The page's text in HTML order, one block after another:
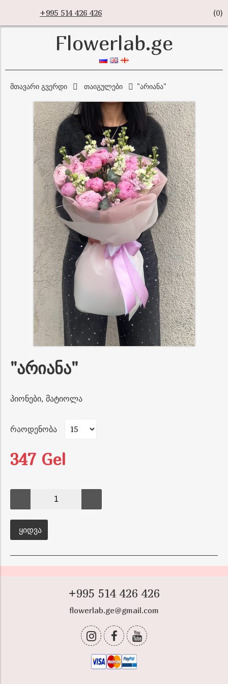
+995 514 426 426 (0)
Flowerlab.ge
მთავარი გვერდი თაიგულები "არიანა"
"არიანა"
პიონები, მატიოლა
რაოდენობა
347 Gel
ᲧᲘᲓᲕᲐ
+995 514 426 426
flowerlab.ge@gmail.com